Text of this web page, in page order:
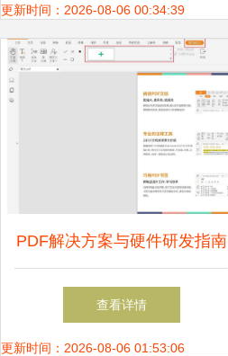
开始
更新时间：2026-08-06 00:34:39
PDF解决方案与硬件研发指南
查看详情
更新时间：2026-08-06 01:53:06